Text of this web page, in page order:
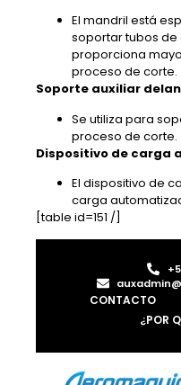
El mandril está
soportar tubos
proporciona
proceso de corte.
Soporte auxiliar
Se utiliza para
proceso de corte.
Dispositivo de carga
El dispositivo de
carga
[table id=151 /]